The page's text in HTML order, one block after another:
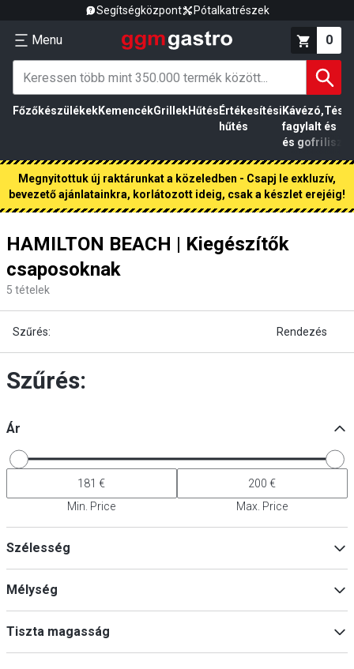
Segítségközpont Pótalkatrészek
Menu 0
FőzőkészülékekKemencékGrillekHűtés Értékesítési
hűtés
Kávézó,
fagylalt
és gofri
és
liszt
Megnyitottuk új raktárunkat a közeledben - Csapj le exkluzív,
bevezető ajánlatainkra, korlátozott ideig, csak a készlet erejéig!
HAMILTON BEACH | Kiegészítők
csaposoknak
5 tételek
Szűrés: Rendezés
Szűrés:
Ár
Min. Price Max. Price
Szélesség
Min
Mélység
Tiszta magasság